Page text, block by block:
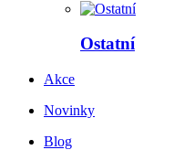
Ostatní
Akce
Novinky
Blog